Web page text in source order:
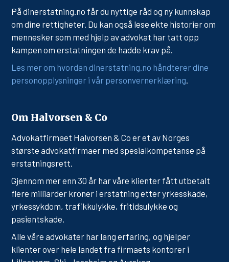
På dinerstatning.no får du nyttige råd og ny kunnskap
om dine rettigheter. Du kan også lese ekte historier om
mennesker som med hjelp av advokat har tatt opp
kampen om erstatningen de hadde krav på.
Les mer om hvordan dinerstatning.no håndterer dine
personopplysninger i vår personvernerklæring
Om Halvorsen & Co
Advokatfirmaet Halvorsen & Co er et av Norges
største advokatfirmaer med spesialkompetanse på
erstatningsrett.
Gjennom mer enn 30 år har våre klienter fått utbetalt
flere milliarder kroner i erstatning etter yrkesskade,
yrkessykdom, trafikkulykke, fritidsulykke og
pasientskade.
Alle våre advokater har lang erfaring, og hjelper
klienter over hele landet fra firmaets kontorer i